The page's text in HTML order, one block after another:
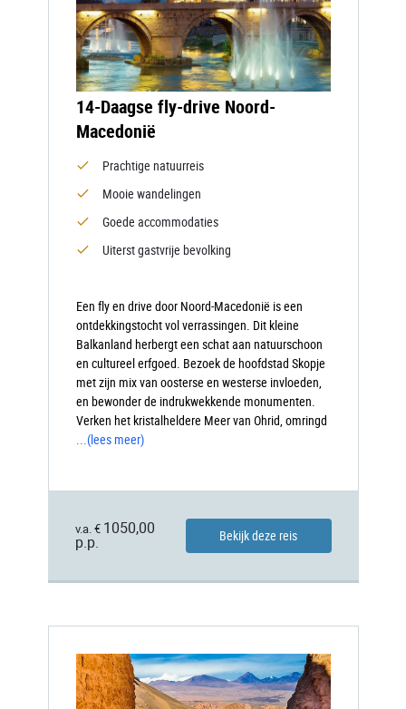
14-Daagse fly-drive Noord-
Macedonië
Prachtige natuurreis
Mooie wandelingen
Goede accommodaties
Uiterst gastvrije bevolking
Een fly en drive door Noord-Macedonië is een
ontdekkingstocht vol verrassingen. Dit kleine
Balkanland herbergt een schat aan natuurschoon
en cultureel erfgoed. Bezoek de hoofdstad Skopje
met zijn mix van oosterse en westerse invloeden,
en bewonder de indrukwekkende monumenten.
Verken het kristalheldere Meer van Ohrid, omringd
(lees meer)
v.a. € 1050,00
p.p.
Bekijk deze reis